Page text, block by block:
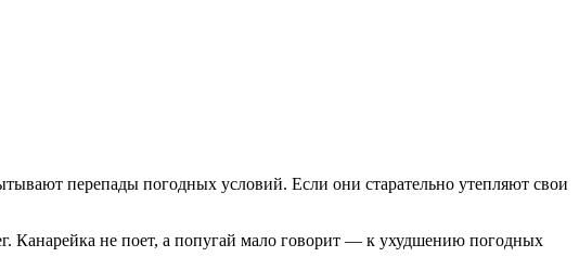
перепады погодных условий. Если они старательно утепляют свои
Канарейка не поет, а попугай мало говорит — к ухудшению погодных